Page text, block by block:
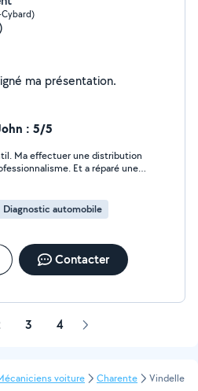
Cybard)
Je n'ai pas encore renseigné ma présentation.
: 5/5
Ma effectuer une distribution
Et a réparé une
Diagnostic automobile
Contacter
3 4 Page
voiture Charente Vindelle